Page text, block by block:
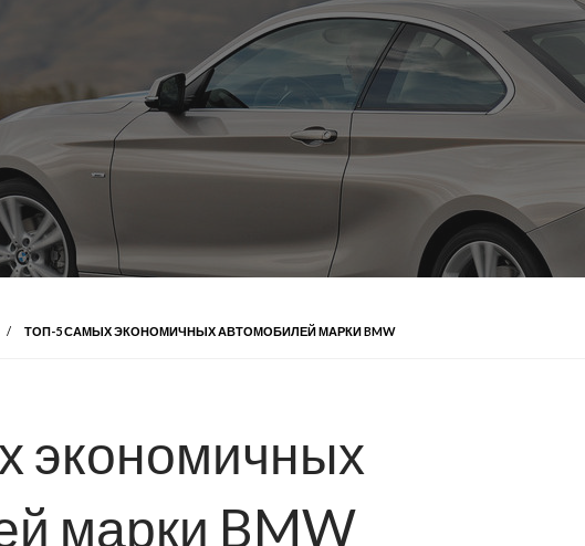
ТОП-5 САМЫХ ЭКОНОМИЧНЫХ АВТОМОБИЛЕЙ МАРКИ BMW
экономичных
марки BMW